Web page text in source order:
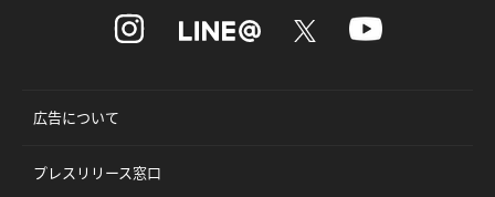
広告について
プレスリリース窓口